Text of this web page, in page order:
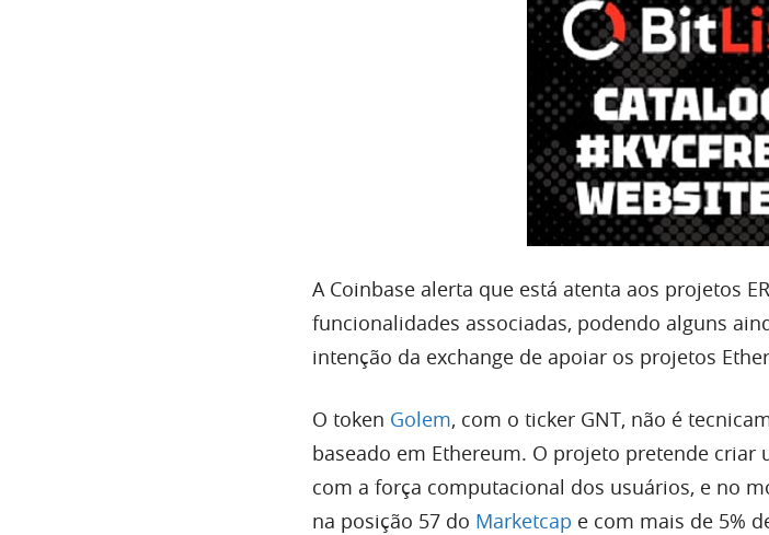
A Coinbase alerta que está atenta aos projetos
funcionalidades associadas, podendo alguns
intenção da exchange de apoiar os projetos
O token Golem, com o ticker GNT, não é
baseado em Ethereum. O projeto pretende
com a força computacional dos usuários, e no
na posição 57 do Marketcap e com mais de 5%